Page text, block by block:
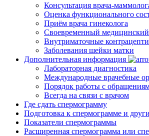
Консультация врача-
Оценка функционального
Приём врача гинеколога
Своевременный
Внутриматочные
Заболевания шейки матки
Дополнительная информация
Лабораторная диагностика
Международные врачебные
Порядок работы с
Всегда на связи с врачом
Где сдать спермограмму
Подготовка к спермограмме и
Показатели спермограммы
Расширенная спермограмма или